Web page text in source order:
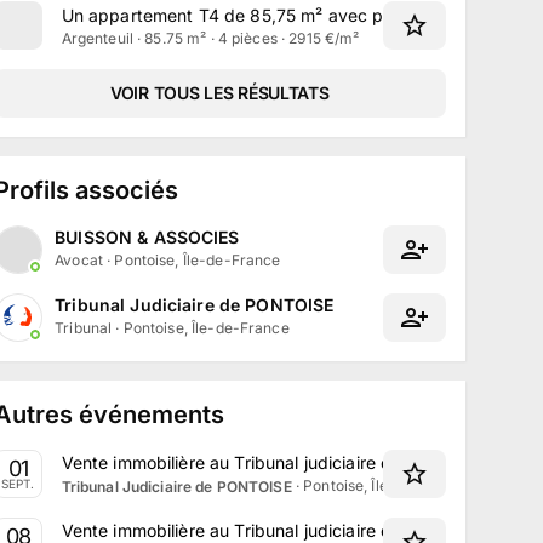
Un appartement T4 de 85,75 m² avec parking à Argenteuil
Argenteuil · 85.75 m² · 4 pièces · 2915 €/m²
VOIR TOUS LES RÉSULTATS
associés
BUISSON & ASSOCIES
Avocat · Pontoise, Île-de-France
Tribunal Judiciaire de PONTOISE
Tribunal · Pontoise, Île-de-France
événements
01
SEPT.
Vente immobilière au Tribunal judiciaire de Pontoise le 1er
Tribunal Judiciaire de PONTOISE· Pontoise, Île-de-France
08 Vente immobilière au Tribunal judiciaire de Pontoise le 8